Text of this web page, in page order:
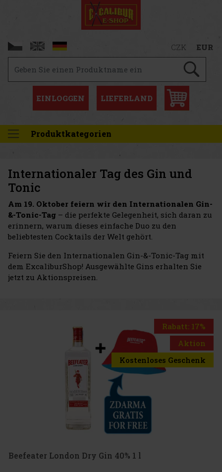
CZK EUR
EINLOGGEN LIEFERLAND
Produktkategorien
Internationaler Tag des Gin und
Tonic
Am 19. Oktober feiern wir den Internationalen Gin-
&-Tonic-Tag – die perfekte Gelegenheit, sich daran zu
erinnern, warum dieses einfache Duo zu den
beliebtesten Cocktails der Welt gehört.
Feiern Sie den Internationalen Gin-&-Tonic-Tag mit
dem ExcaliburShop! Ausgewählte Gins erhalten Sie
jetzt zu Aktionspreisen.
Rabatt: 17%
Aktion
Kostenloses Geschenk
Beefeater London Dry Gin 40% 1 l